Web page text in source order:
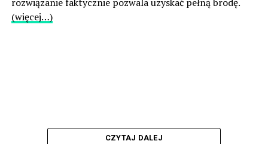
(więcej…)
CZYTAJ DALEJ